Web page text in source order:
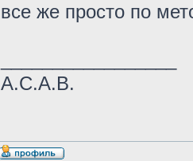
все же просто по
A.C.A.B.